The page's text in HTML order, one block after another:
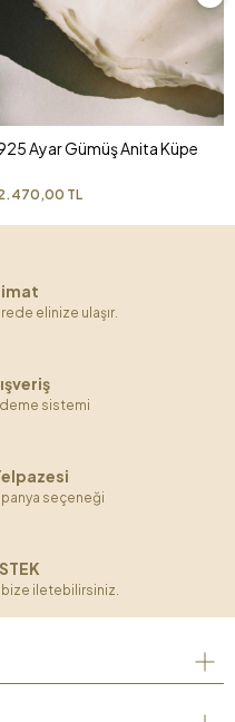
Ayar Gümüş Anita Küpe
TL
elinize ulaşır.
sistemi
seçeneği
iletebilirsiniz.